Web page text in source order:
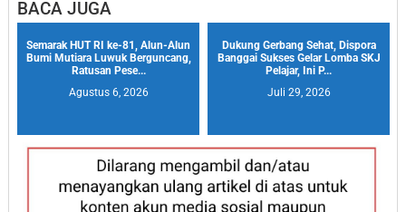
BACA JUGA
Semarak HUT RI ke-81, Alun-Alun
Bumi Mutiara Luwuk Berguncang,
Ratusan Pese...
Agustus 6, 2026
Dukung Gerbang Sehat, Dispora
Banggai Sukses Gelar Lomba SKJ
Pelajar, Ini P...
Juli 29, 2026